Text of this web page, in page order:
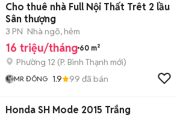
Cho thuê nhà Full Nội Thất Trêt 2 lầu
Sân thượng
3 PN Nhà ngõ, hẻm
16 triệu/tháng 60 m²
Phường 12 (P. Bình Thạnh mới)
MR ĐÔNG 1.9 99 đã bán
Honda SH Mode 2015 Trắng